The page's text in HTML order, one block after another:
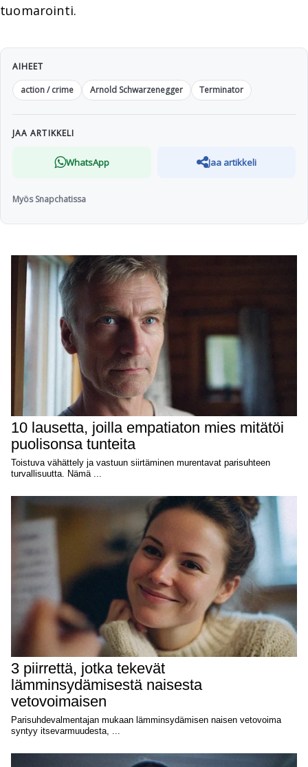
tuomarointi.
AIHEET
action / crime
Arnold Schwarzenegger Terminator
JAA ARTIKKELI
WhatsApp Jaa artikkeli
Myös Snapchatissa